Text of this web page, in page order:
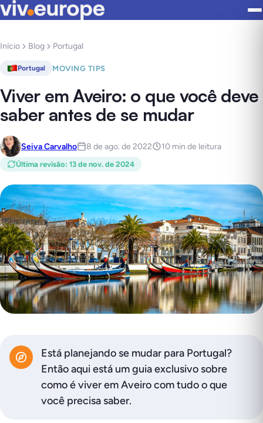
Início Blog Portugal
Portugal MOVING TIPS
Viver em Aveiro: o que você deve
saber antes de se mudar
Seiva Carvalho 8 de ago. de 2022 10 min de leitura
Última revisão: 13 de nov. de 2024
Está planejando se mudar para Portugal?
Então aqui está um guia exclusivo sobre
como é viver em Aveiro com tudo o que
você precisa saber.